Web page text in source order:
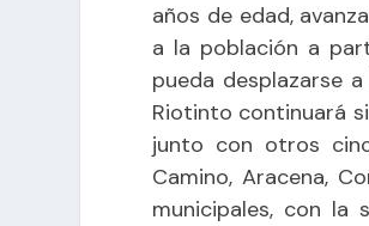
años de edad,
a la población a
pueda desplazarse
Riotinto continuará
junto con otros
Camino, Aracena,
municipales, con la